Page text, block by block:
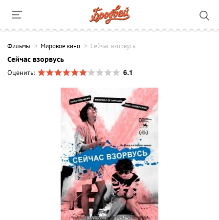
Фильмы Мировое кино Сейчас взорвусь
Сейчас взорвусь
Оценить:
6.1